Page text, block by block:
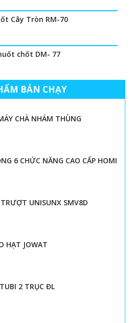
Cây Tròn RM-70
chốt DM- 77
BÁN CHẠY
CHÀ NHÁM THÙNG
6 CHỨC NĂNG CAO CẤP HOMI
UNISUNX SMV8D
HẠT JOWAT
2 TRỤC ĐL